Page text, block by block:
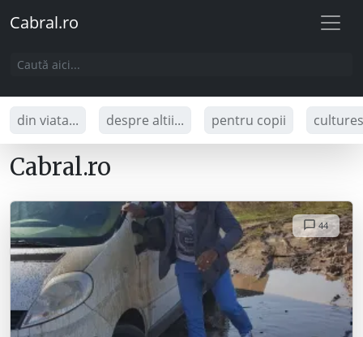
Cabral.ro
din viata... despre altii... pentru copii
Cabral.ro
44